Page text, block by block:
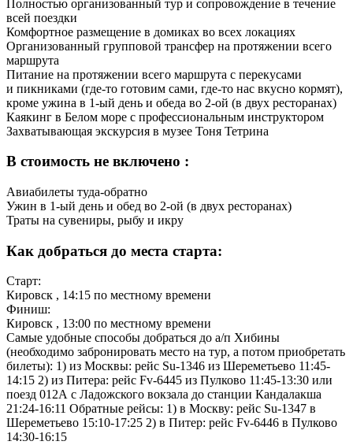
Полностью организованный тур и сопровождение в течение
всей поездки
Комфортное размещение в домиках во всех локациях
Организованный групповой трансфер на протяжении всего
маршрута
Питание на протяжении всего маршрута с перекусами
и пикниками (где-то готовим сами, где-то нас вкусно кормят),
кроме ужина в 1-ый день и обеда во 2-ой (в двух ресторанах)
Каякинг в Белом море с профессиональным инструктором
Захватывающая экскурсия в музее Тоня Тетрина
В стоимость не включено :
Авиабилеты туда-обратно
Ужин в 1-ый день и обед во 2-ой (в двух ресторанах)
Траты на сувениры, рыбу и икру
Как добраться до места старта:
Старт:
Кировск , 14:15 по местному времени
Финиш:
Кировск , 13:00 по местному времени
Самые удобные способы добраться до а/п Хибины
(необходимо забронировать место на тур, а потом приобретать
билеты): 1) из Москвы: рейс Su-1346 из Шереметьево 11:45-
14:15 2) из Питера: рейс Fv-6445 из Пулково 11:45-13:30 или
поезд 012А с Ладожского вокзала до станции Кандалакша
21:24-16:11 Обратные рейсы: 1) в Москву: рейс Su-1347 в
Шереметьево 15:10-17:25 2) в Питер: рейс Fv-6446 в Пулково
14:30-16:15